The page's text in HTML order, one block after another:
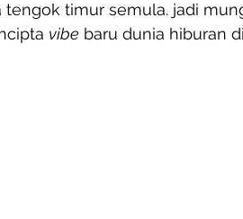
tengok timur semula. jadi
vibe baru dunia hiburan